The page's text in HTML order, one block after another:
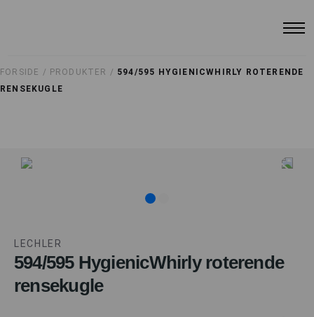
FORSIDE / PRODUKTER / 594/595 HYGIENICWHIRLY ROTERENDE
RENSEKUGLE
LECHLER
594/595 HygienicWhirly roterende
rensekugle